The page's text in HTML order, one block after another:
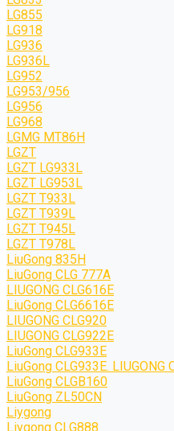
LG855
LG918
LG936
LG936L
LG952
LG953/956
LG956
LG968
LGMG MT86H
LGZT
LGZT LG933L
LGZT LG953L
LGZT T933L
LGZT T939L
LGZT T945L
LGZT T978L
LiuGong 835H
LiuGong CLG 777A
LIUGONG CLG616E
LiuGong CLG6616E
LIUGONG CLG920
LIUGONG CLG922E
LiuGong CLG933E
LiuGong CLG933E. LIUGONG
LiuGong CLGB160
LiuGong ZL50CN
Liygong
Liygong CLG888